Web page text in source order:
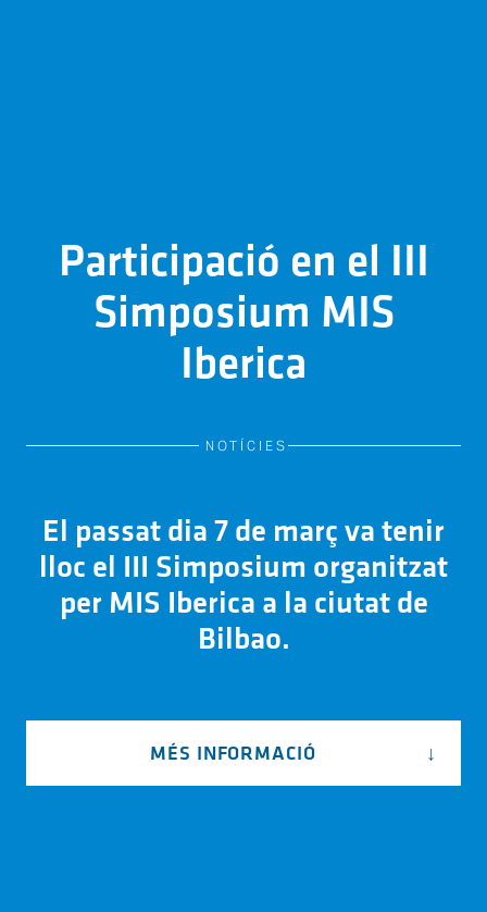
Participació en el III
Simposium MIS
Iberica
NOTÍCIES
El passat dia 7 de març va tenir
lloc el III Simposium organitzat
per MIS Iberica a la ciutat de
Bilbao.
MÉS INFORMACIÓ